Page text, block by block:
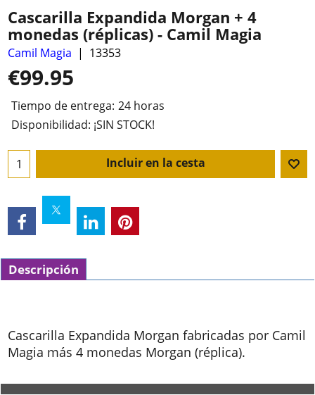
Cascarilla Expandida Morgan + 4
monedas (réplicas) - Camil Magia
Camil Magia 13353
€99.95
Tiempo de entrega: 24 horas
Disponibilidad: ¡SIN STOCK!
Incluir en la cesta
Descripción
Cascarilla Expandida Morgan fabricadas por Camil
Magia más 4 monedas Morgan (réplica).